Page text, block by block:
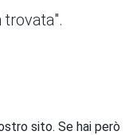
trovata".
sito. Se hai però